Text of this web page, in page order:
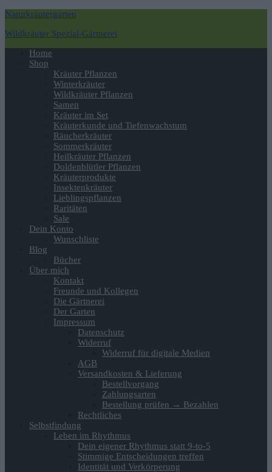
Naturkräutergarten
Wildkräuter Spezial-Gärtnerei
Navigation
umschalten
Home
Shop
Kräuter Pflanzen
Winterkräuter
Wildkräuter Pflanzen
Samen
Kräuter im Set
Kräuterkunde und Tiefenwachstum
Räucherkräuter
Sommerkräuter
Heilkräuter Pflanzen
Doldenblütler Pflanzen
Kräuterprodukte
Insektenkräuter
Lieblingspflanzen
Raritäten
Sale
Dein Konto
Wunschliste
Blog
Bücher
Über mich
Kontakt
Freunde und Kollegen
Die Gärtnerei
Der Garten
Impressum
Datenschutz
Widerruf
Widerruf für digitale Medien
AGB
Versandkosten & Lieferung
Bestellvorgang
Zahlungsarten
Bestellung prüfen → Bezahlen
Rechtliches
Selbstfindung
Leben im Rhythmus
Dein eigener Rhythmus statt 9-to-5
Stimmige Entscheidungen treffen
Identität und Verkörperung